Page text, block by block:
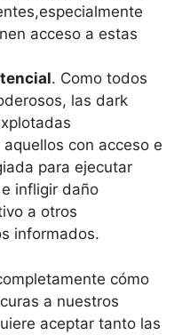
acceso a estas
. Como todos
las dark
con acceso e
para ejecutar
infligir daño
a otros
informados.
cómo
a nuestros
aceptar tanto las